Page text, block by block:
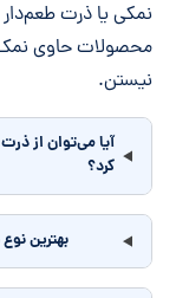
نمکی یا ذرت
محصولات حاوی نمک
نیستن.
آیا می‌توان از
کرد؟
بهترین